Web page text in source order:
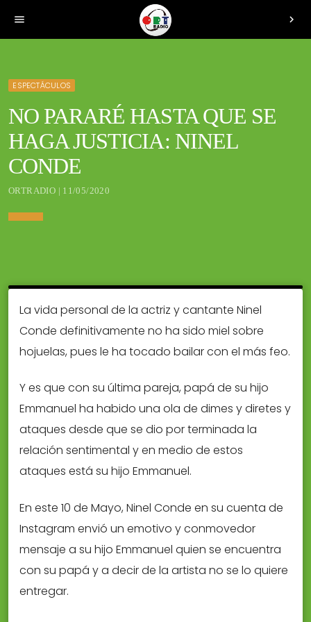
menu chevron_right
ESPECTÁCULOS
NO PARARÉ HASTA QUE SE
HAGA JUSTICIA: NINEL
CONDE
ORTRADIO | 11/05/2020
La vida personal de la actriz y cantante Ninel
Conde definitivamente no ha sido miel sobre
hojuelas, pues le ha tocado bailar con el más feo.
Y es que con su última pareja, papá de su hijo
Emmanuel ha habido una ola de dimes y diretes y
ataques desde que se dio por terminada la
relación sentimental y en medio de estos
ataques está su hijo Emmanuel.
En este 10 de Mayo, Ninel Conde en su cuenta de
Instagram envió un emotivo y conmovedor
mensaje a su hijo Emmanuel quien se encuentra
con su papá y a decir de la artista no se lo quiere
entregar.